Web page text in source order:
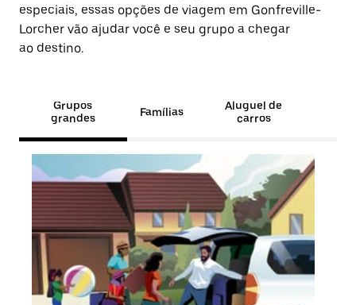
especiais, essas opções de viagem em Gonfreville-
Lorcher vão ajudar você e seu grupo a chegar
ao destino.
Grupos
grandes
Famílias
Aluguel de
carros